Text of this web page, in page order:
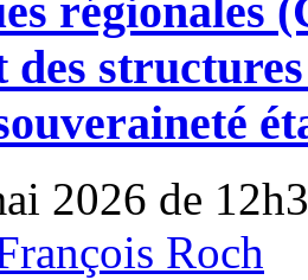
régionales
des
2026 de
Roch